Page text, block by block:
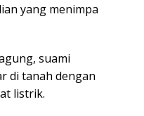
yang menimpa
suami
di tanah dengan
listrik.